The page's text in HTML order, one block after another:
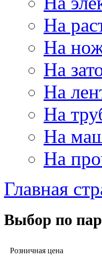
На
На
На
На
На
На
На
Главная
Выбор по
Розничная цена